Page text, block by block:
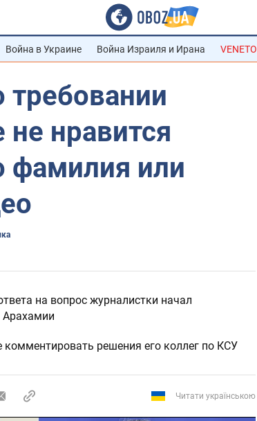
Война в Украине Война Израиля и Ирана VENETO
не нравится
фамилия или
на вопрос журналистки начал
комментировать решения его коллег по КСУ
Читати українською